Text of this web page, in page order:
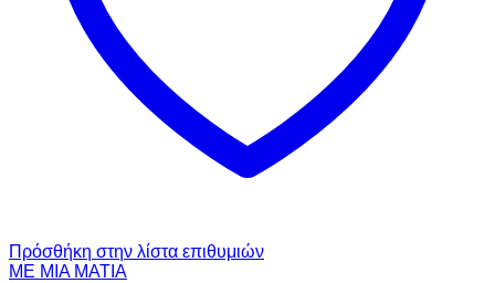
Πρόσθήκη στην λίστα επιθυμιών
ΜΕ ΜΙΑ ΜΑΤΙΑ